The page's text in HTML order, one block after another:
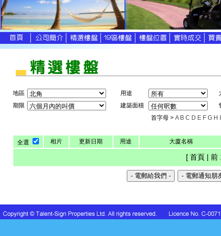
地區 用途
期限
建築面積
首字母 > A B C D E F G H
全選 相片 更新日期 用途 大廈名稱
[ 首頁 | 前